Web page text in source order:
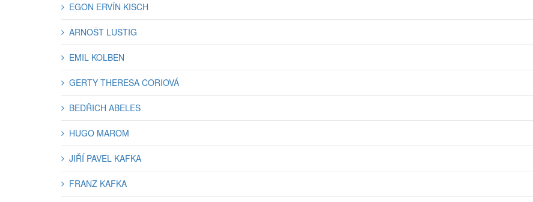
EGON ERVÍN KISCH
ARNOŠT LUSTIG
EMIL KOLBEN
GERTY THERESA CORIOVÁ
BEDŘICH ABELES
HUGO MAROM
JIŘÍ PAVEL KAFKA
FRANZ KAFKA